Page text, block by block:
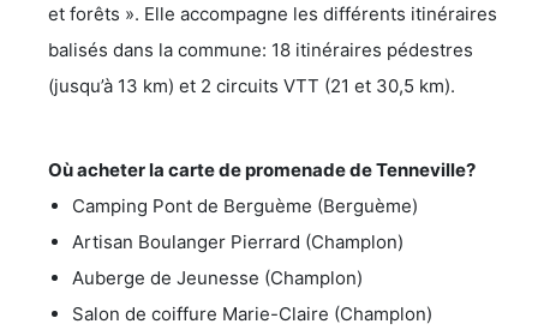
et forêts ». Elle accompagne les différents itinéraires
balisés dans la commune: 18 itinéraires pédestres
(jusqu’à 13 km) et 2 circuits VTT (21 et 30,5 km).
Où acheter la carte de promenade de Tenneville?
Camping Pont de Berguème (Berguème)
Artisan Boulanger Pierrard (Champlon)
Auberge de Jeunesse (Champlon)
Salon de coiffure Marie-Claire (Champlon)